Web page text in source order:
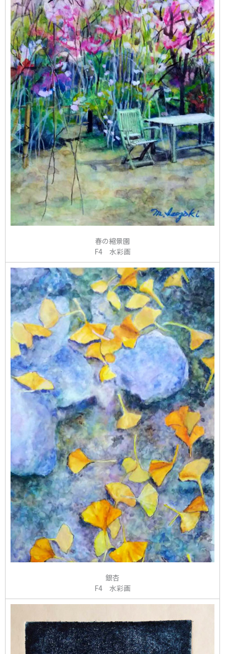
春の縮景園
F4 水彩画
銀杏
F4 水彩画